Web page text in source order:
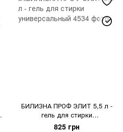
БИЛИЗНА ПРОФ ЭЛИТ 5,5 л -
гель для стирки
универсальный
825 грн